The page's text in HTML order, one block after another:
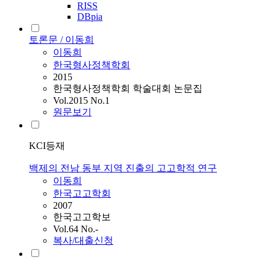
RISS
DBpia
토론문 / 이동희
이동희
한국형사정책학회
2015
한국형사정책학회 학술대회 논문집
Vol.2015 No.1
원문보기
KCI등재
백제의 전남 동부 지역 진출의 고고학적 연구
이동희
한국고고학회
2007
한국고고학보
Vol.64 No.-
복사/대출신청